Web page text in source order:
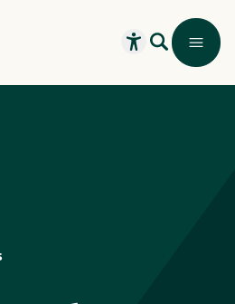
Recherche
Ouvrir leMenu